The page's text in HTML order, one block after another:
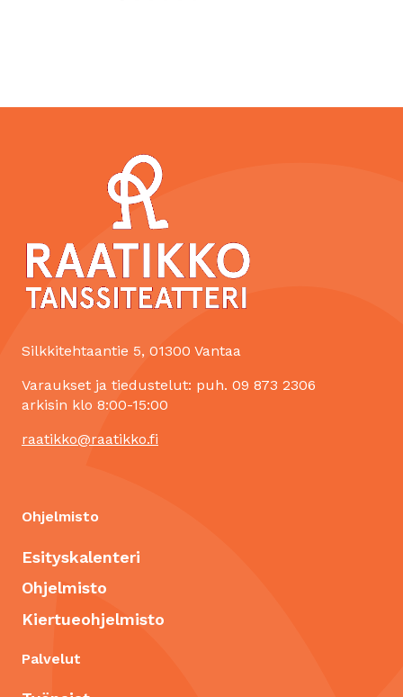
Silkkitehtaantie 5, 01300 Vantaa
Varaukset ja tiedustelut: puh. 09 873 2306
arkisin klo 8:00-15:00
raatikko@raatikko.fi
Ohjelmisto
Esityskalenteri
Ohjelmisto
Kiertueohjelmisto
Palvelut